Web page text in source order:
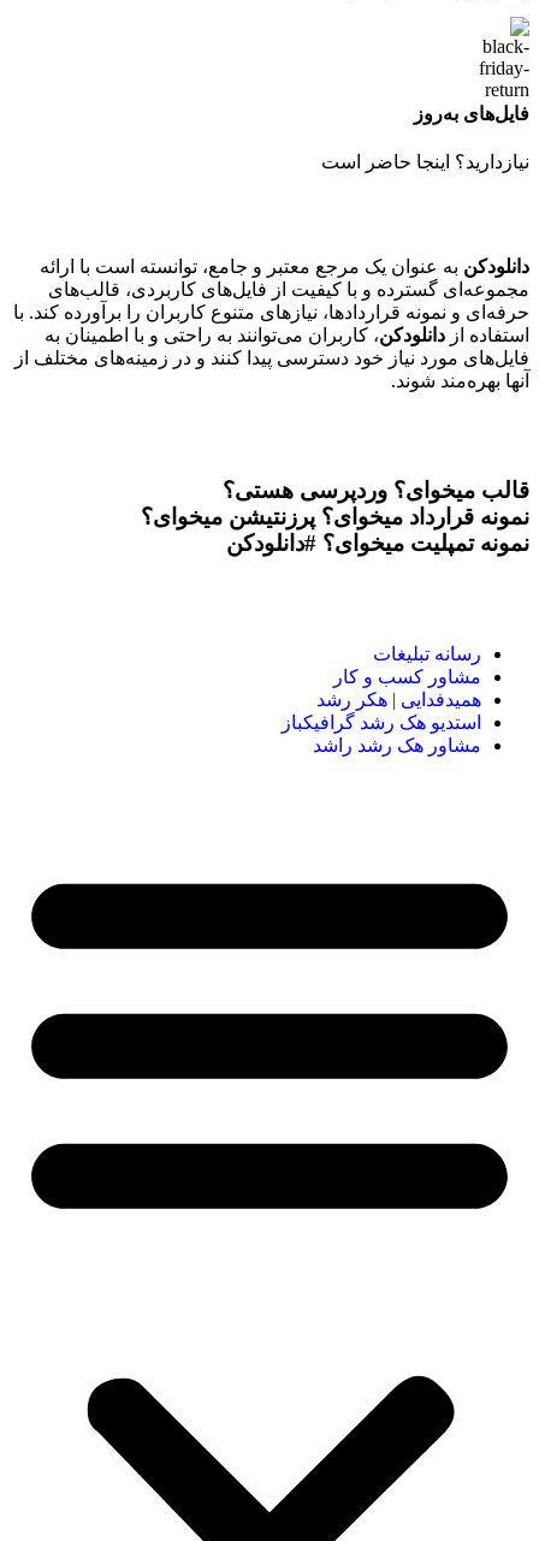
فایل‌های به‌روز
نیازدارید؟ اینجا حاضر است
دانلودکن به عنوان یک مرجع معتبر و جامع، توانسته است با ارائه
مجموعه‌ای گسترده و با کیفیت از فایل‌های کاربردی، قالب‌های
حرفه‌ای و نمونه قراردادها، نیازهای متنوع کاربران را برآورده کند. با
استفاده از دانلودکن، کاربران می‌توانند به راحتی و با اطمینان به
فایل‌های مورد نیاز خود دسترسی پیدا کنند و در زمینه‌های مختلف از
آنها بهره‌مند شوند.
قالب میخوای؟ وردپرسی هستی؟
نمونه قرارداد میخوای؟ پرزنتیشن میخوای؟
نمونه تمپلیت میخوای؟ #دانلودکن
رسانه تبلیغات
مشاور کسب و کار
همیدفدایی | هکر رشد
استدیو هک رشد گرافیکباز
مشاور هک رشد راشد